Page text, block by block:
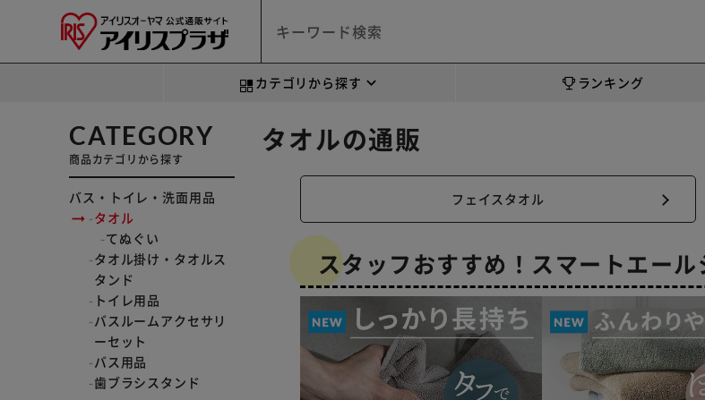
カテゴリから探す ランキング
CATEGORY
商品カテゴリから探す
バス・トイレ・洗面用品
タオル
てぬぐい
タオル掛け・タオルス
タンド
トイレ用品
バスルームアクセサリ
ーセット
バス用品
歯ブラシスタンド
タオルの通販
フェイスタオル
スタッフおすすめ！スマートエール